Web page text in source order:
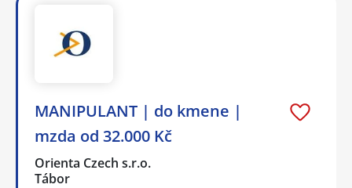
MANIPULANT | do kmene |
mzda od 32.000 Kč
Orienta Czech s.r.o.
Tábor